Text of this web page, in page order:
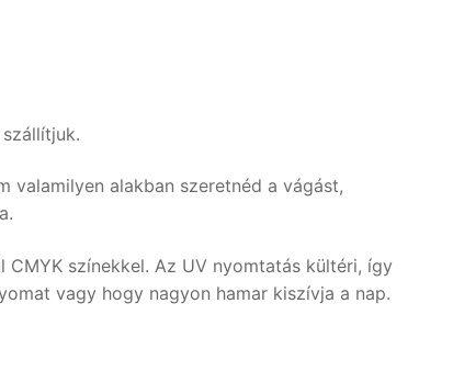
valamilyen alakban szeretnéd a vágást,
színekkel. Az UV nyomtatás kültéri, így
vagy hogy nagyon hamar kiszívja a nap.